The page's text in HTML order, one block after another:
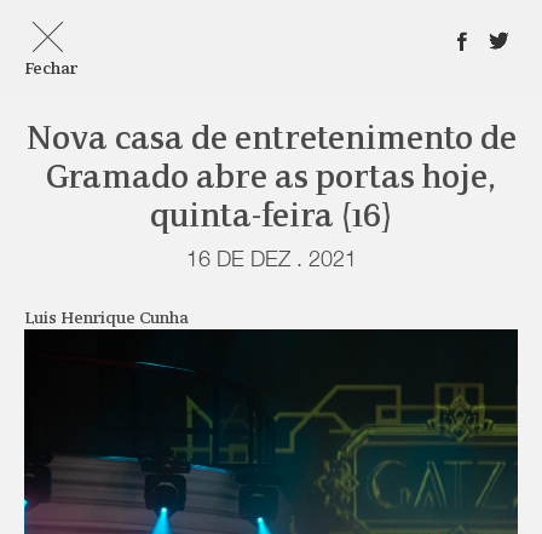
Fechar
Nova casa de entretenimento de
Gramado abre as portas hoje,
quinta-feira (16)
16 DE DEZ . 2021
Luis Henrique Cunha